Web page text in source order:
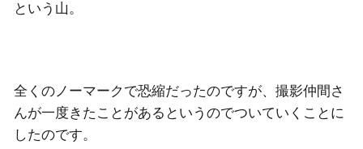
という山。
全くのノーマークで恐縮だったのですが、撮影仲間さ
んが一度きたことがあるというのでついていくことに
したのです。